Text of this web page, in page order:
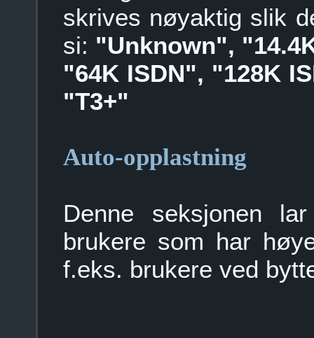
skrives nøyaktig slik
si: "Unknown",
"64K ISDN", "128K
"T3+"
Auto-opplastning
Denne seksjonen
brukere som har
f.eks. brukere ved